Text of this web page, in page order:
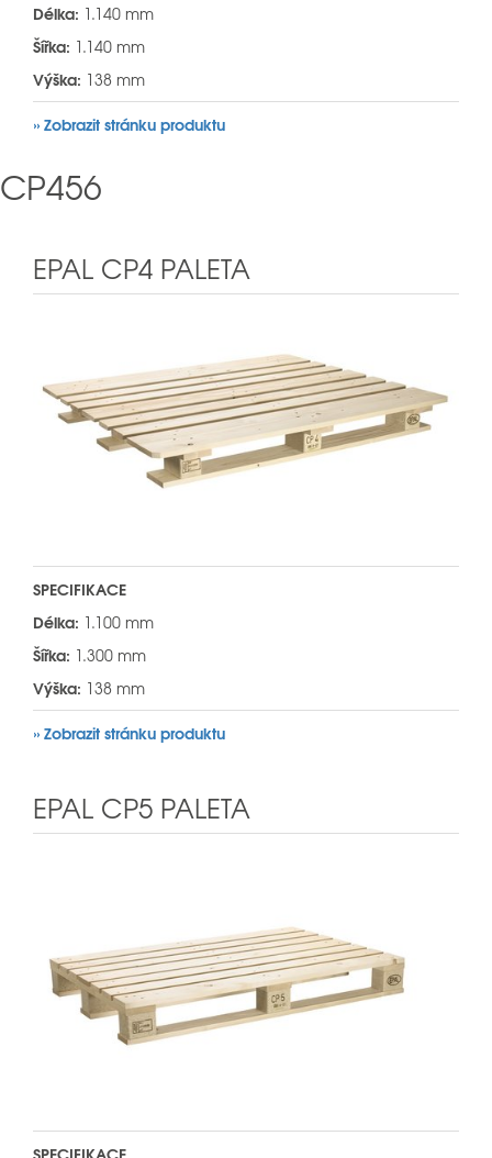
Délka: 1.140 mm
Šířka: 1.140 mm
Výška: 138 mm
» Zobrazit stránku produktu
CP456
EPAL CP4 PALETA
SPECIFIKACE
Délka: 1.100 mm
Šířka: 1.300 mm
Výška: 138 mm
» Zobrazit stránku produktu
EPAL CP5 PALETA